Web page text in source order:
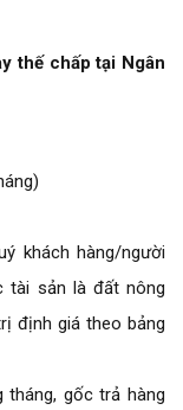
thế chấp tại Ngân
khách hàng/người
tài sản là đất nông
định giá theo bảng
gốc trả hàng